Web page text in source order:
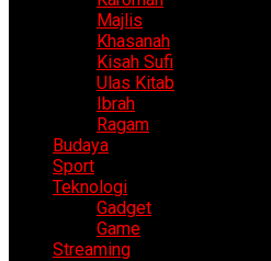
Majlis
Khasanah
Kisah Sufi
Ulas Kitab
Ibrah
Ragam
Budaya
Sport
Teknologi
Gadget
Game
Streaming